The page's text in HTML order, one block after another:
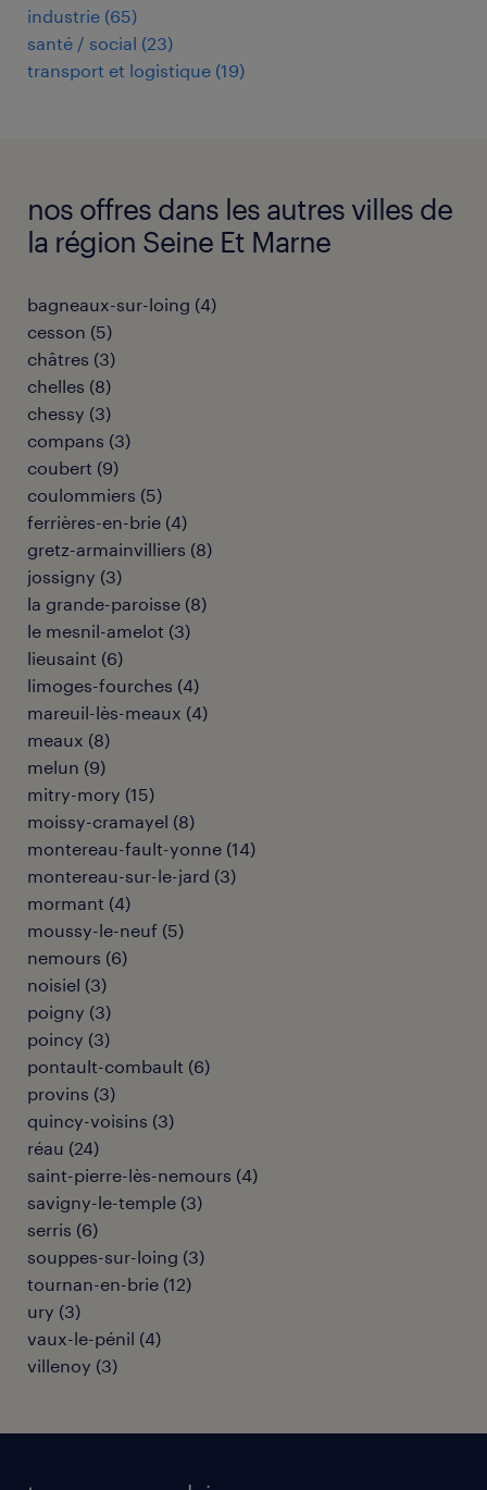
industrie (65)
santé / social (23)
transport et logistique (19)
nos offres dans les autres villes de
la région Seine Et Marne
bagneaux-sur-loing (4)
cesson (5)
châtres (3)
chelles (8)
chessy (3)
compans (3)
coubert (9)
coulommiers (5)
ferrières-en-brie (4)
gretz-armainvilliers (8)
jossigny (3)
la grande-paroisse (8)
le mesnil-amelot (3)
lieusaint (6)
limoges-fourches (4)
mareuil-lès-meaux (4)
meaux (8)
melun (9)
mitry-mory (15)
moissy-cramayel (8)
montereau-fault-yonne (14)
montereau-sur-le-jard (3)
mormant (4)
moussy-le-neuf (5)
nemours (6)
noisiel (3)
poigny (3)
poincy (3)
pontault-combault (6)
provins (3)
quincy-voisins (3)
réau (24)
saint-pierre-lès-nemours (4)
savigny-le-temple (3)
serris (6)
souppes-sur-loing (3)
tournan-en-brie (12)
ury (3)
vaux-le-pénil (4)
villenoy (3)